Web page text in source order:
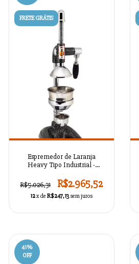
FRETE GRÁTIS
Espremedor de Laranja
Heavy Tipo Industrial -
R$5.026,31
R$2.965,52
12x deR$247,13sem juros
41%
OFF